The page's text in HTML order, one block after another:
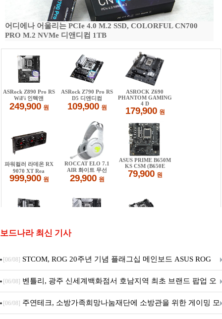
어디에나 어울리는 PCIe 4.0 M.2 SSD, COLORFUL CN700
PRO M.2 NVMe 디앤디컴 1TB
보드나라 최신 기사
[06/08] STCOM, ROG 20주년 기념 플래그십 메인보드 ASUS ROG
Crosshair X870E EDITION 20 국내 출시 예정
[06/08] 벤틀리, 광주 신세계백화점서 호남지역 최초 브랜드 팝업 오
픈
[06/08] 주연테크, 소방가족희망나눔재단에 소방관을 위한 게이밍 모